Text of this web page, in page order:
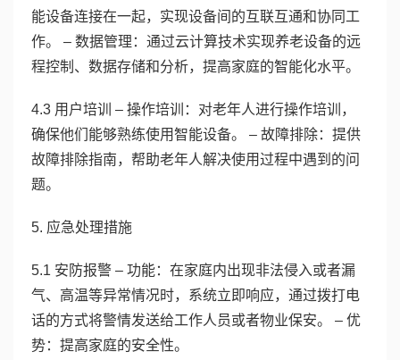
能设备连接在一起，实现设备间的互联互通和协同工
作。 – 数据管理：通过云计算技术实现养老设备的远
程控制、数据存储和分析，提高家庭的智能化水平。
4.3 用户培训 – 操作培训：对老年人进行操作培训，
确保他们能够熟练使用智能设备。 – 故障排除：提供
故障排除指南，帮助老年人解决使用过程中遇到的问
题。
5. 应急处理措施
5.1 安防报警 – 功能：在家庭内出现非法侵入或者漏
气、高温等异常情况时，系统立即响应，通过拨打电
话的方式将警情发送给工作人员或者物业保安。 – 优
势：提高家庭的安全性。